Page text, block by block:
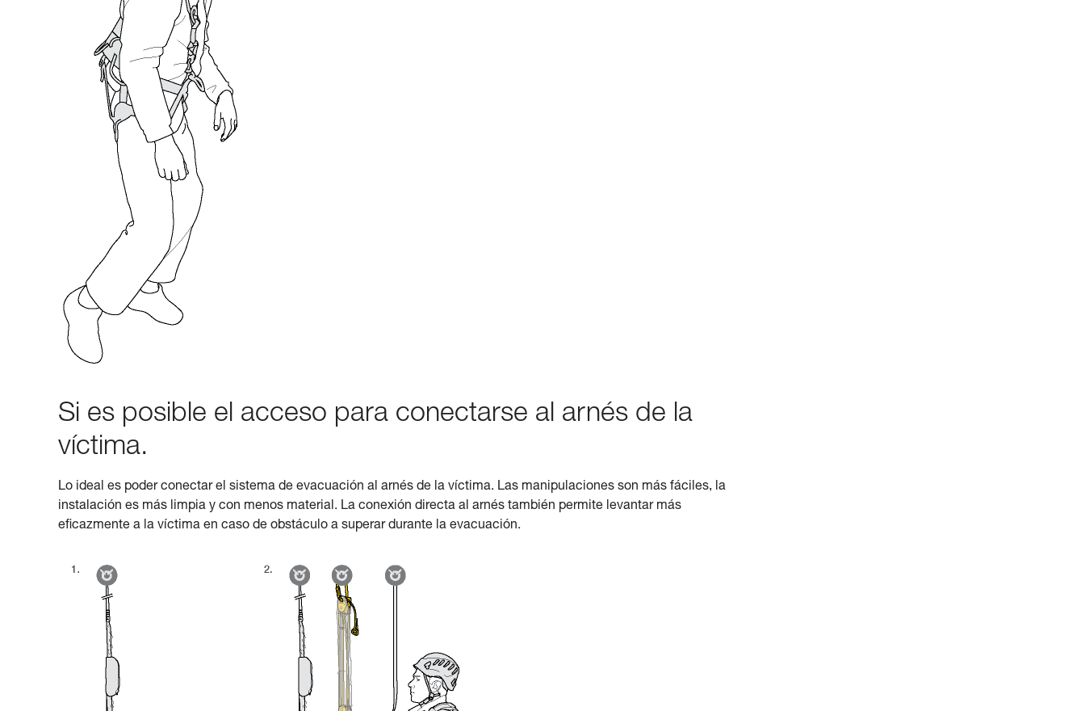
Si es posible el acceso para conectarse al arnés de la
víctima.
Lo ideal es poder conectar el sistema de evacuación al arnés de la víctima. Las manipulaciones son más fáciles, la
instalación es más limpia y con menos material. La conexión directa al arnés también permite levantar más
eficazmente a la víctima en caso de obstáculo a superar durante la evacuación.